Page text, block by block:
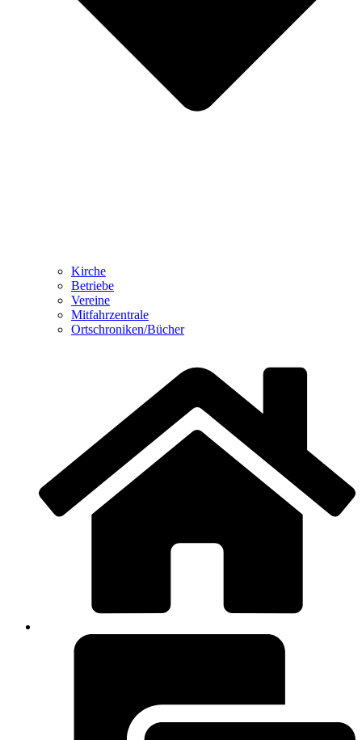
Kirche
Betriebe
Vereine
Mitfahrzentrale
Ortschroniken/Bücher